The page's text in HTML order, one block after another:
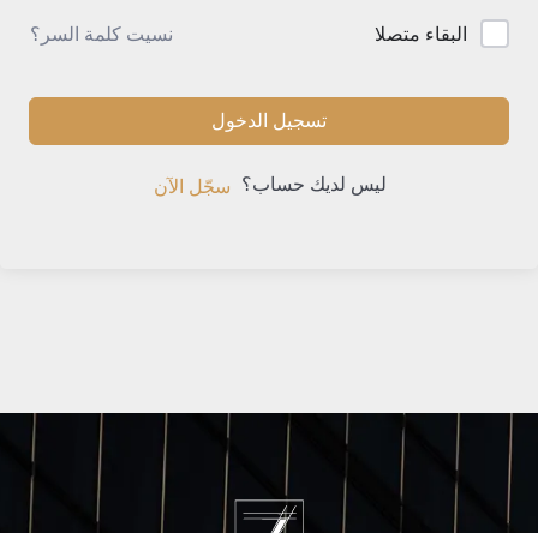
البقاء متصلا نسيت كلمة السر؟
تسجيل الدخول
ليس لديك حساب؟ سجّل الآن